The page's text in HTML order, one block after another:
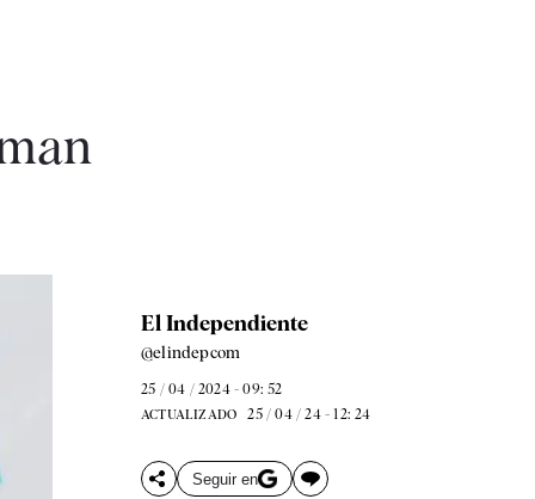
El Independiente
@elindepcom
25 / 04 / 2024 - 09: 52
ACTUALIZADO 25 / 04 / 24 - 12: 24
Seguir en